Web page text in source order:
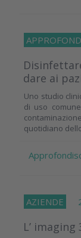
dare ai
Uno studio
di uso
quotidiano
AZIENDE
L’